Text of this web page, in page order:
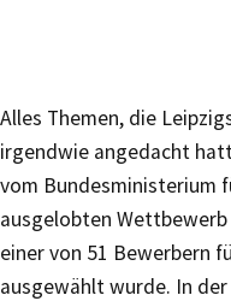
Alles Themen, die
irgendwie angedacht
vom Bundesministerium
ausgelobten
einer von 51 Bewerbern
ausgewählt wurde. In